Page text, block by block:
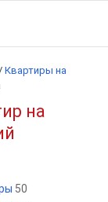
Квартиры на
на
50